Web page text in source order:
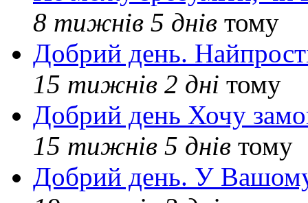
8 тижнів 5 днів тому
Добрий день.
15 тижнів 2 дні тому
Добрий день Хочу
15 тижнів 5 днів тому
Добрий день. У Вашому